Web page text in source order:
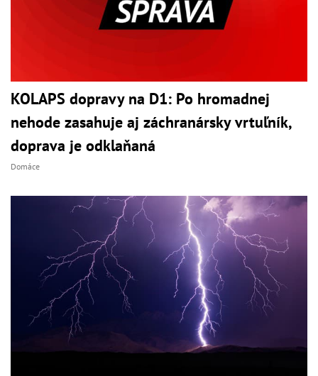
KOLAPS dopravy na D1: Po hromadnej
nehode zasahuje aj záchranársky vrtuľník,
doprava je odklaňaná
Domáce